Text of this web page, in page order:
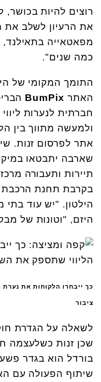
רוצים להיות בכושר,
את הרעיון לשלב את
מפאטאייה בתאילנד,
כמה שנים".
התומך המקומי של
האתר BumPix
חברתית לנערות ליווי
ולמעשה מתווך בין
אתר לפרסום זנות.
שארבה יתבטאו
תיירות ותעבורה
בקרבת תחנת הרכבת
הילטון. "יש עוד בתי
היזם, "וטונות של
כך ייבחרו הלקוחות את
ציבור
לשאלה על הגדרת
שכן זנות כשלעצמה
בורדל הוא בגדר
שיתוף הפעולה עם